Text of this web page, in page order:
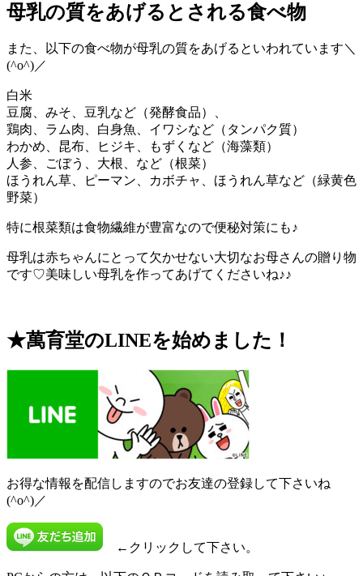
母乳の質をあげるとされる食べ物
また、以下の食べ物が母乳の質をあげるといわれています＼
(^o^)／
白米
豆腐、みそ、豆乳など（発酵食品）、
鶏肉、ラム肉、白身魚、イワシなど（タンパク質）
わかめ、昆布、ヒジキ、もずくなど（海藻類）
人参、ごぼう、大根、など（根菜）
ほうれん草、ピーマン、カボチャ、ほうれん草など（緑黄色
野菜）
特に根菜類は食物繊維が豊富なので便秘対策にも♪
母乳は赤ちゃんにとって欠かせない大切なお母さんの贈り物
です♡美味しい母乳を作ってあげてくださいね♪♪
★萬育堂のLINEを始めました！
お得な情報を配信しますのでお友達の登録して下さいね
(^o^)／
←クリックして下さい。